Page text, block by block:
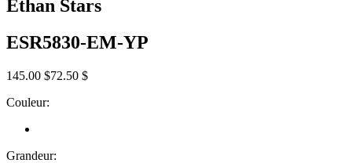
Ethan Stars
ESR5830-EM-YP
145.00 $72.50 $
Couleur:
Grandeur: